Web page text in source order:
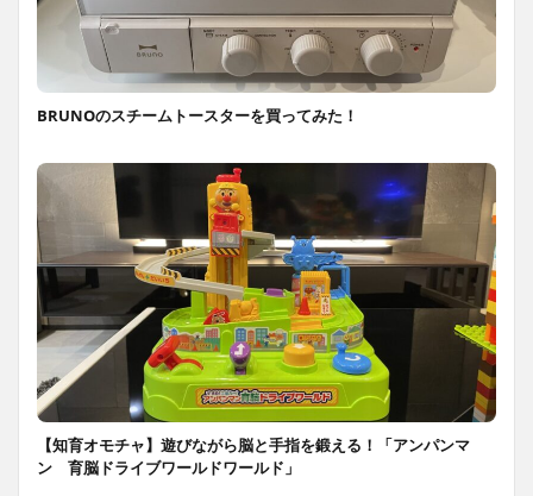
BRUNOのスチームトースターを買ってみた！
【知育オモチャ】遊びながら脳と手指を鍛える！「アンパンマ
ン 育脳ドライブワールドワールド」